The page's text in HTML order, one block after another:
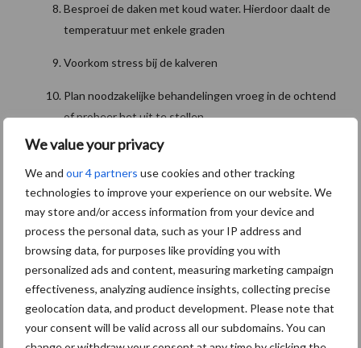
We value your privacy
We and our 4 partners use cookies and other tracking
technologies to improve your experience on our website. We
may store and/or access information from your device and
process the personal data, such as your IP address and
browsing data, for purposes like providing you with
personalized ads and content, measuring marketing campaign
effectiveness, analyzing audience insights, collecting precise
geolocation data, and product development. Please note that
your consent will be valid across all our subdomains. You can
Besproei de daken met koud water. Hierdoor daalt de
temperatuur met enkele graden
Voorkom stress bij de kalveren
Plan noodzakelijke behandelingen vroeg in de ochtend
of probeer het uit te stellen
Met deze tips maakt u de warme dagen dragelijk voor uw
kalveren!
onderstaand formulier in. Wij helpen u graag!
Aanbevolen voor jou!
Van onze partner Alpuro Breeding
“Goede groei in de eerste 8